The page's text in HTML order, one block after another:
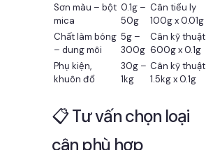
Sơn màu – bột
mica
0.1g –
50g
Cân tiểu ly
100g x 0.01g
Chất làm bóng
– dung môi
5g –
300g
Cân kỹ thuật
600g x 0.1g
Phụ kiện,
khuôn đổ
30g –
1kg
Cân kỹ thuật
1.5kg x 0.1g
📋 Tư vấn chọn loại
cân phù hợp